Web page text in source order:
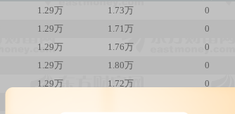
1.29万 1.73万 0
1.29万 1.71万 0
1.29万 1.76万 0
1.29万 1.80万 0
1.29万 1.72万 0